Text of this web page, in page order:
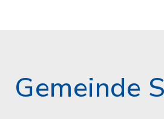
Gemeinde